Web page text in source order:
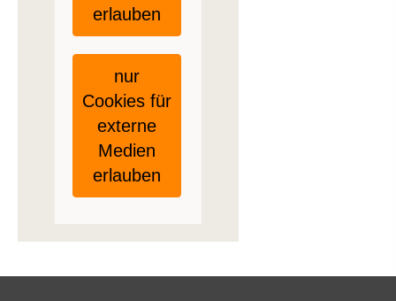
erlauben
nur
Cookies für
externe
Medien
erlauben